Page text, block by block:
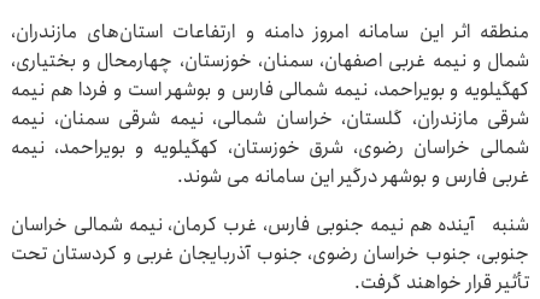
منطقه اثر این سامانه امروز دامنه و ارتفاعات استان‌های مازندران،
شمال و نیمه غربی اصفهان، سمنان، خوزستان، چهارمحال و بختیاری،
کهگیلویه و بویراحمد، نیمه شمالی فارس و بوشهر است و فردا هم نیمه
شرقی مازندران، گلستان، خراسان شمالی، نیمه شرقی سمنان، نیمه
شمالی خراسان رضوی، شرق خوزستان، کهگیلویه و بویراحمد، نیمه
غربی فارس و بوشهر درگیر این سامانه می شوند.
شنبه آینده هم نیمه جنوبی فارس، غرب کرمان، نیمه شمالی خراسان
جنوبی، جنوب خراسان رضوی، جنوب آذربایجان غربی و کردستان تحت
تأثیر قرار خواهند گرفت.